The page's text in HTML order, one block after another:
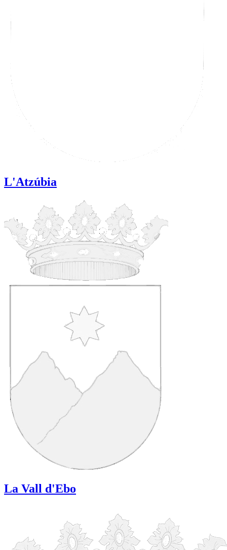
L'Atzúbia
La Vall d'Ebo